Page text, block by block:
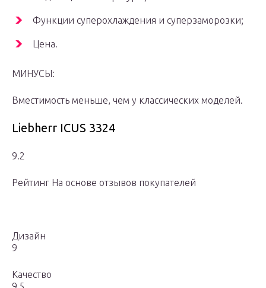
Функции суперохлаждения и суперзаморозки;
Цена.
МИНУСЫ:
Вместимость меньше, чем у классических моделей.
Liebherr ICUS 3324
9.2
Рейтинг На основе отзывов покупателей
Дизайн
9
Качество